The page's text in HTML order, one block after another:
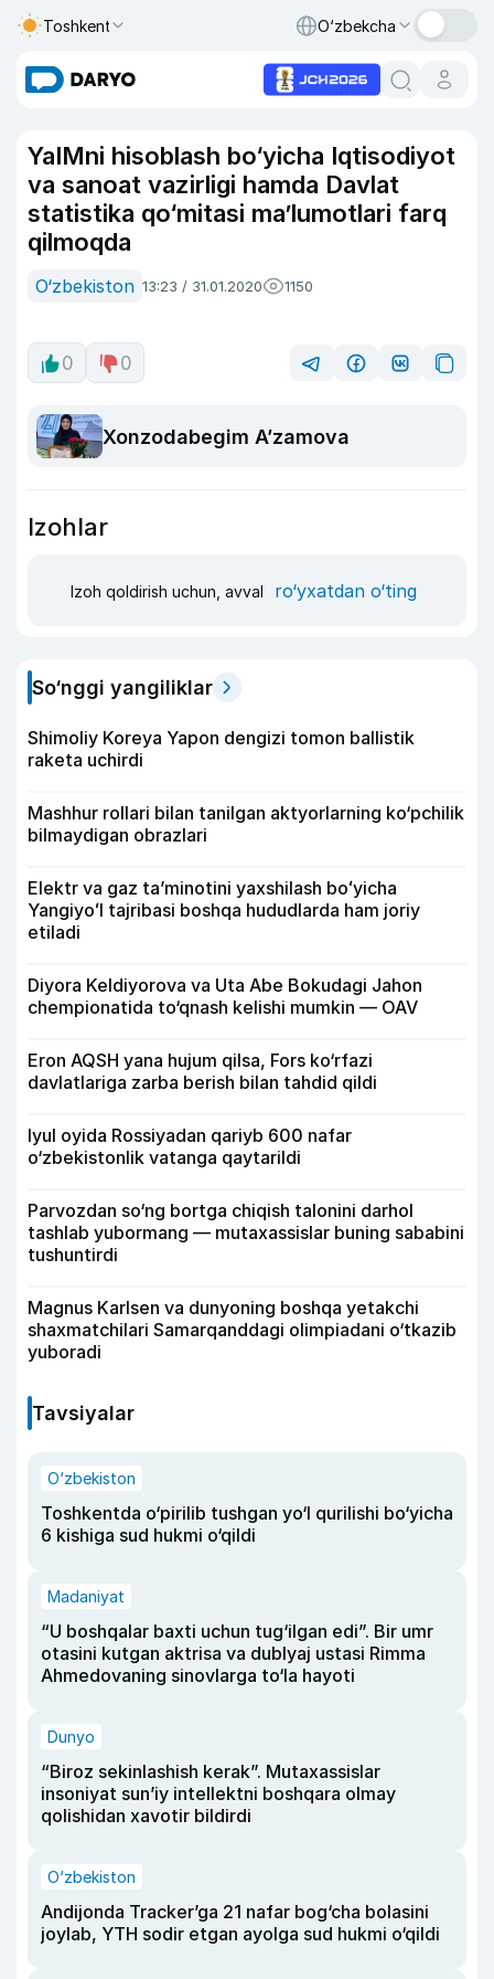
Toshkent O‘zbekcha
YaIMni hisoblash bo‘yicha Iqtisodiyot
va sanoat vazirligi hamda Davlat
statistika qo‘mitasi ma’lumotlari farq
qilmoqda
O‘zbekiston 13:23 / 31.01.2020 1150
0 0
Xonzodabegim A’zamova
Izohlar
Izoh qoldirish uchun, avval ro‘yxatdan o‘ting
So‘nggi yangiliklar
Shimoliy Koreya Yapon dengizi tomon ballistik
raketa uchirdi
Mashhur rollari bilan tanilgan aktyorlarning ko‘pchilik
bilmaydigan obrazlari
Elektr va gaz taʼminotini yaxshilash boʻyicha
Yangiyoʻl tajribasi boshqa hududlarda ham joriy
etiladi
Diyora Keldiyorova va Uta Abe Bokudagi Jahon
chempionatida to‘qnash kelishi mumkin — OAV
Eron AQSH yana hujum qilsa, Fors ko‘rfazi
davlatlariga zarba berish bilan tahdid qildi
Iyul oyida Rossiyadan qariyb 600 nafar
o‘zbekistonlik vatanga qaytarildi
Parvozdan so‘ng bortga chiqish talonini darhol
tashlab yubormang — mutaxassislar buning sababini
tushuntirdi
Magnus Karlsen va dunyoning boshqa yetakchi
shaxmatchilari Samarqanddagi olimpiadani o‘tkazib
yuboradi
Tavsiyalar
O‘zbekiston
Toshkentda o‘pirilib tushgan yo‘l qurilishi bo‘yicha
6 kishiga sud hukmi o‘qildi
Madaniyat
“U boshqalar baxti uchun tug‘ilgan edi”. Bir umr
otasini kutgan aktrisa va dublyaj ustasi Rimma
Ahmedovaning sinovlarga to‘la hayoti
Dunyo
“Biroz sekinlashish kerak”. Mutaxassislar
insoniyat sun’iy intellektni boshqara olmay
qolishidan xavotir bildirdi
O‘zbekiston
Andijonda Tracker’ga 21 nafar bog‘cha bolasini
joylab, YTH sodir etgan ayolga sud hukmi o‘qildi